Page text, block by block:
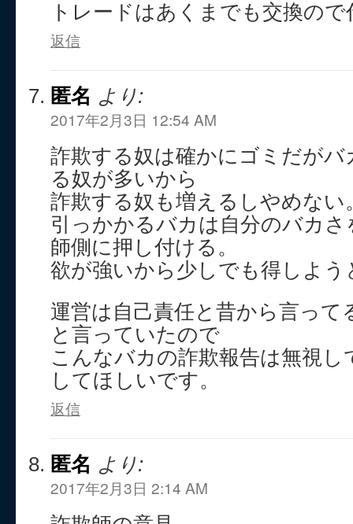
トレードはあくまでも交換の
返信
匿名 より:
2017年2月3日 12:54 AM
詐欺する奴は確かにゴミだが
る奴が多いから
詐欺する奴も増えるしやめない
引っかかるバカは自分のバカ
師側に押し付ける。
欲が強いから少しでも得しよう
運営は自己責任と昔から言って
と言っていたので
こんなバカの詐欺報告は無視し
してほしいです。
返信
匿名 より:
2017年2月3日 2:14 AM